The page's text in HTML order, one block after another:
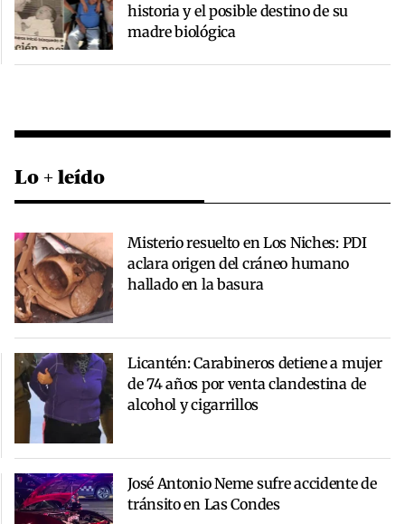
historia y el posible destino de su
madre biológica
Lo + leído
Misterio resuelto en Los Niches: PDI
aclara origen del cráneo humano
hallado en la basura
Licantén: Carabineros detiene a mujer
de 74 años por venta clandestina de
alcohol y cigarrillos
José Antonio Neme sufre accidente de
tránsito en Las Condes